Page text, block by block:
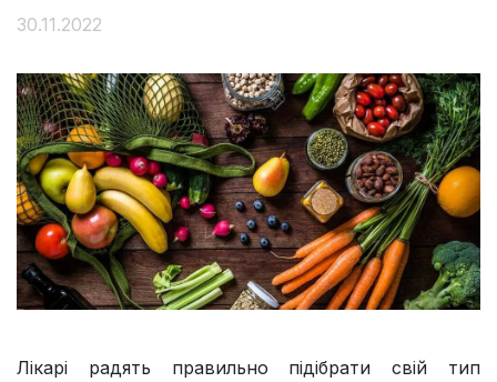
30.11.2022
Лікарі радять правильно підібрати свій тип